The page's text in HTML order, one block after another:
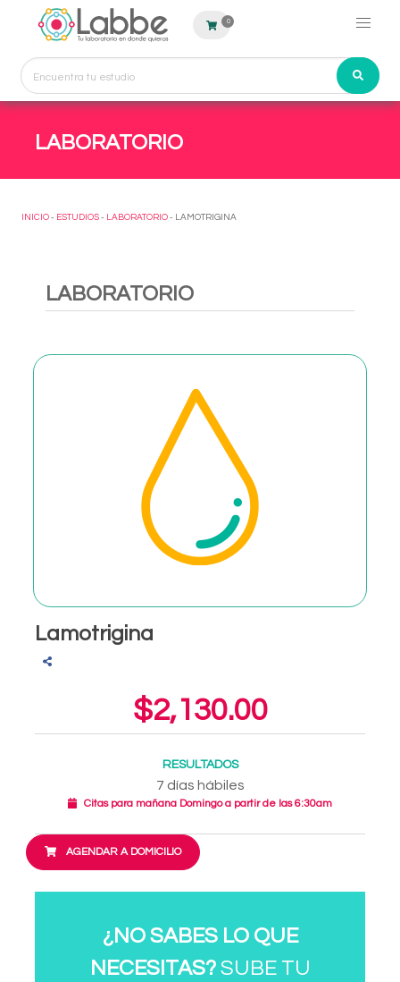
0
LABORATORIO
INICIO - ESTUDIOS - LABORATORIO - LAMOTRIGINA
LABORATORIO
Lamotrigina
$2,130.00
RESULTADOS
7 días hábiles
Citas para mañana Domingo a partir de las 6:30am
AGENDAR A DOMICILIO
¿NO SABES LO QUE
NECESITAS?SUBE TU